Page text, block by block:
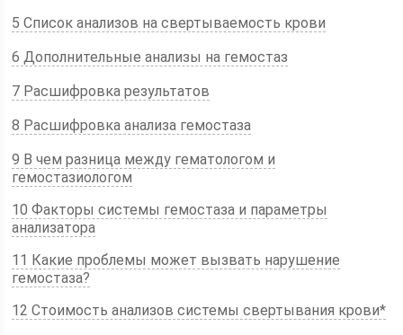
5 Список анализов на свертываемость крови
6 Дополнительные анализы на гемостаз
7 Расшифровка результатов
8 Расшифровка анализа гемостаза
9 В чем разница между гематологом и
гемостазиологом
10 Факторы системы гемостаза и параметры
анализатора
11 Какие проблемы может вызвать нарушение
гемостаза?
12 Стоимость анализов системы свертывания крови*